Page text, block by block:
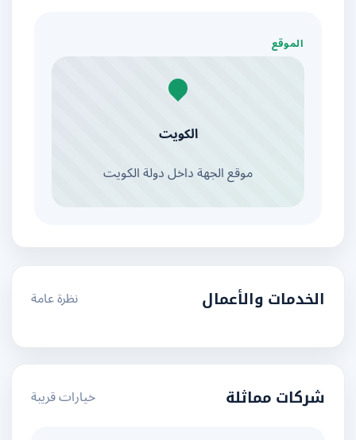
الموقع
الكويت
موقع الجهة داخل دولة الكويت
الخدمات والأعمال نظرة عامة
شركات مماثلة خيارات قريبة